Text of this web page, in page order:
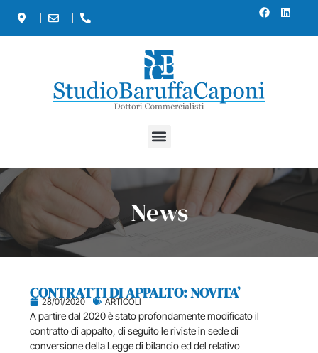
News
CONTRATTI DI APPALTO: NOVITA’
28/01/2020 ARTICOLI
A partire dal 2020 è stato profondamente modificato il
contratto di appalto, di seguito le riviste in sede di
conversione della Legge di bilancio ed del relativo